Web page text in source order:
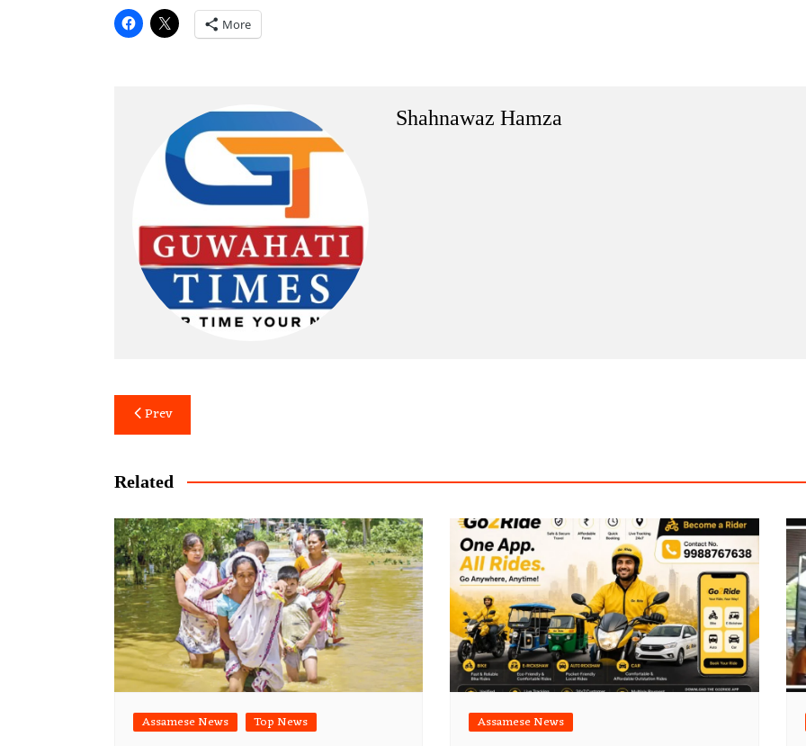
More
Shahnawaz Hamza
Post
navigation
Prev
Related
Assamese News Top News Assamese News